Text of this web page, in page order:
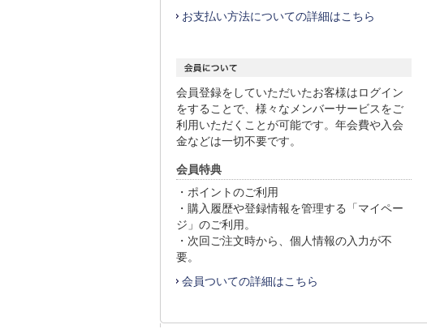
お支払い方法についての詳細はこちら
会員登録をしていただいたお客様はログイン
をすることで、様々なメンバーサービスをご
利用いただくことが可能です。年会費や入会
金などは一切不要です。
会員特典
・ポイントのご利用
・購入履歴や登録情報を管理する「マイペー
ジ」のご利用。
・次回ご注文時から、個人情報の入力が不
要。
会員ついての詳細はこちら